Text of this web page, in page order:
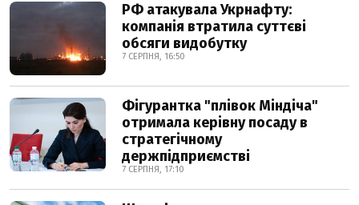
РФ атакувала Укрнафту:
компанія втратила суттєві
обсяги видобутку
7 СЕРПНЯ, 16:50
Фігурантка "плівок Міндіча"
отримала керівну посаду в
стратегічному
держпідприємстві
7 СЕРПНЯ, 17:10